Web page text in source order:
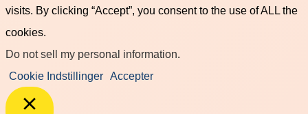
visits. By clicking “Accept”, you consent to the use of ALL the
cookies.
Do not sell my personal information.
Cookie Indstillinger Accepter